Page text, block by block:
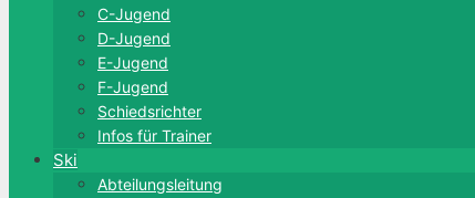
C-Jugend
D-Jugend
E-Jugend
F-Jugend
Schiedsrichter
Infos für Trainer
Ski
Abteilungsleitung